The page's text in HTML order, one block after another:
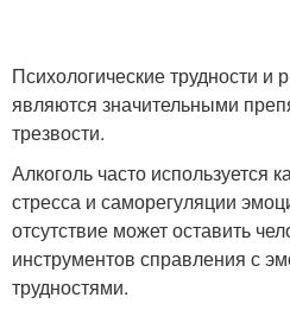
Психологические трудности и
являются значительными
трезвости.
Алкоголь часто используется
стресса и саморегуляции
отсутствие может оставить
инструментов справления с
трудностями.